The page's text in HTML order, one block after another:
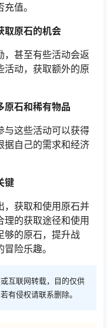
值。
取原石的机会
，甚至有些活动会返
活动，获取额外的原
原石和稀有物品
与这些活动可以获得
据自己的需求和经济
键
，获取和使用原石并
理的获取途径和使用
够的原石，提升战
险乐趣。
互联网转载，目的仅供
有侵权请联系删除。